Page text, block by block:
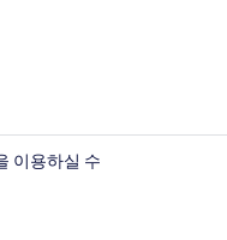
이용하실 수